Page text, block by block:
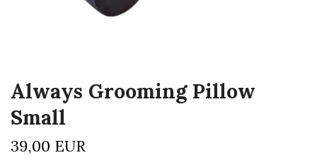
Always Grooming Pillow
Small
39,00 EUR